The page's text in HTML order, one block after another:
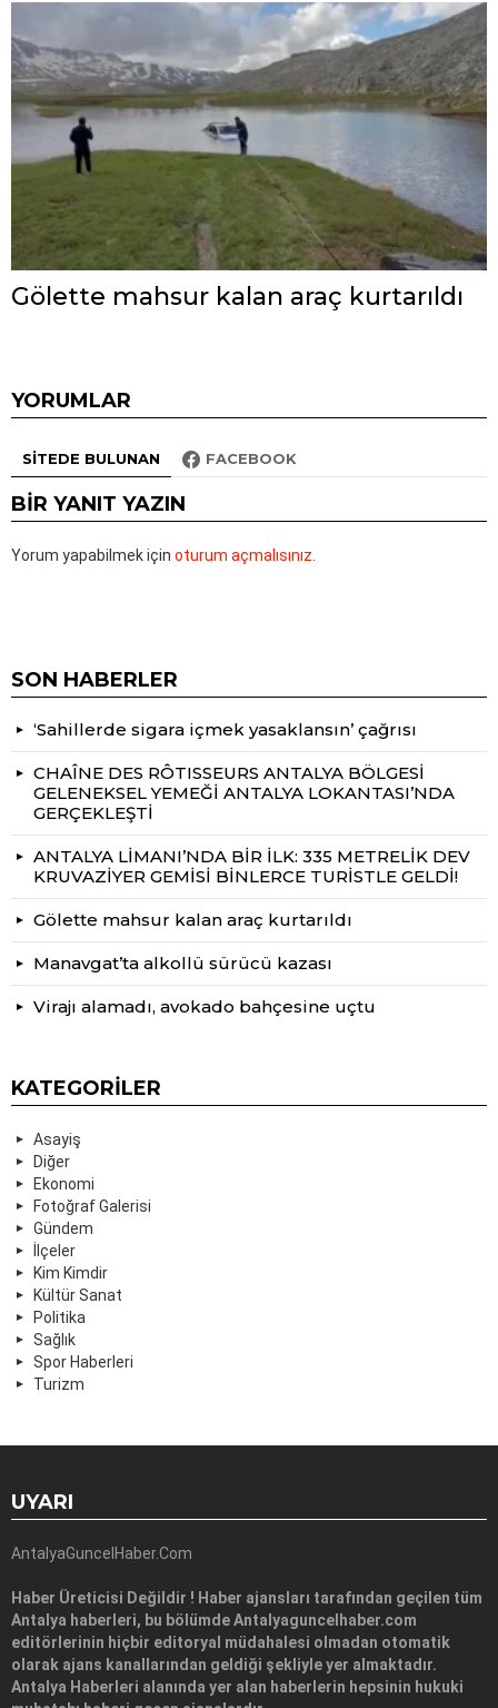
Gölette mahsur kalan araç kurtarıldı
YORUMLAR
SITEDE BULUNAN FACEBOOK
BIR YANIT YAZIN
Yorum yapabilmek için oturum açmalısınız
SON HABERLER
‘Sahillerde sigara içmek yasaklansın’ çağrısı
CHAÎNE DES RÔTISSEURS ANTALYA BÖLGESİ
GELENEKSEL YEMEĞİ ANTALYA LOKANTASI’NDA
GERÇEKLEŞTİ
ANTALYA LİMANI’NDA BİR İLK: 335 METRELİK DEV
KRUVAZİYER GEMİSİ BİNLERCE TURİSTLE GELDİ!
Gölette mahsur kalan araç kurtarıldı
Manavgat’ta alkollü sürücü kazası
Virajı alamadı, avokado bahçesine uçtu
KATEGORILER
Asayiş
Diğer
Ekonomi
Fotoğraf Galerisi
Gündem
İlçeler
Kim Kimdir
Kültür Sanat
Politika
Sağlık
Spor Haberleri
Turizm
UYARI
AntalyaGuncelHaber.Com
Haber Üreticisi Değildir ! Haber ajansları tarafından geçilen tüm
Antalya haberleri, bu bölümde Antalyaguncelhaber.com
editörlerinin hiçbir editoryal müdahalesi olmadan otomatik
olarak ajans kanallarından geldiği şekliyle yer almaktadır.
Antalya Haberleri alanında yer alan haberlerin hepsinin hukuki